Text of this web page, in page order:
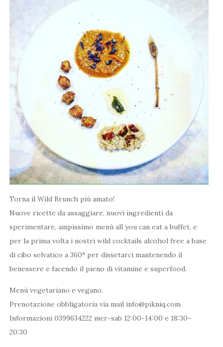
Torna il Wild Brunch più amato!
Nuove ricette da assaggiare, nuovi ingredienti da
sperimentare, ampissimo menù all you can eat a buffet, e
per la prima volta i nostri wild cocktails alcohol free a base
di cibo selvatico a 360° per dissetarci mantenendo il
benessere e facendo il pieno di vitamine e superfood.
Menù vegetariano e vegano.
Prenotazione obbligatoria via mail info@pikniq.com
Informazioni 0399634222 mer-sab 12:00-14:00 e 18:30-
20:30